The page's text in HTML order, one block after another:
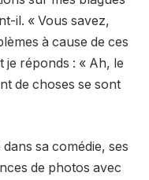
il. « Vous savez,
à cause de ces
je réponds : « Ah, le
de choses se sont
sa comédie, ses
de photos avec